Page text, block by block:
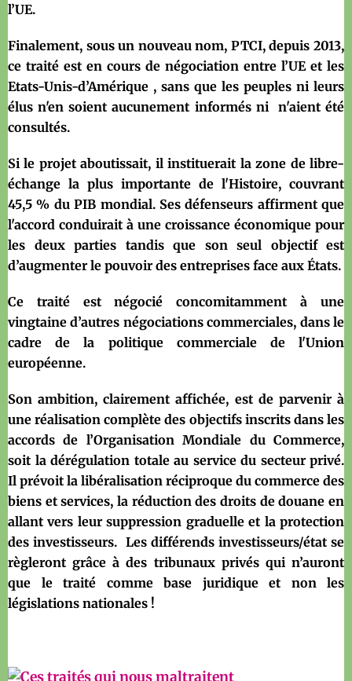
l’UE.
Finalement, sous un nouveau nom, PTCI, depuis 2013,
ce traité est en cours de négociation entre l’UE et les
Etats-Unis-d’Amérique , sans que les peuples ni leurs
élus n'en soient aucunement informés ni n'aient été
consultés.
Si le projet aboutissait, il instituerait la zone de libre-
échange la plus importante de l'Histoire, couvrant
45,5 % du PIB mondial. Ses défenseurs affirment que
l'accord conduirait à une croissance économique pour
les deux parties tandis que son seul objectif est
d’augmenter le pouvoir des entreprises face aux États.
Ce traité est négocié concomitamment à une
vingtaine d’autres négociations commerciales, dans le
cadre de la politique commerciale de l'Union
européenne.
Son ambition, clairement affichée, est de parvenir à
une réalisation complète des objectifs inscrits dans les
accords de l’Organisation Mondiale du Commerce,
soit la dérégulation totale au service du secteur privé.
Il prévoit la libéralisation réciproque du commerce des
biens et services, la réduction des droits de douane en
allant vers leur suppression graduelle et la protection
des investisseurs. Les différends investisseurs/état se
règleront grâce à des tribunaux privés qui n’auront
que le traité comme base juridique et non les
législations nationales !